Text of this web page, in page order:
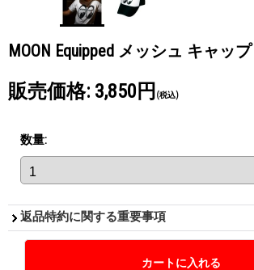
MOON Equipped メッシュ キャップ
販売価格: 3,850円 (税込)
数量:
返品特約に関する重要事項